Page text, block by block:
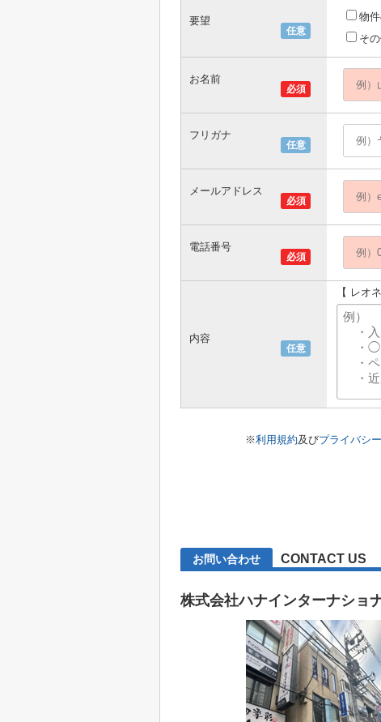
任意
要望 物
そ
必須
お名前
任意
フリガナ
必須
メールアドレス
必須
電話番号
任意
内容
【 レオ
※利用規約及びプライバシ
お問い合わせ CONTACT US
株式会社ハナインターナショ